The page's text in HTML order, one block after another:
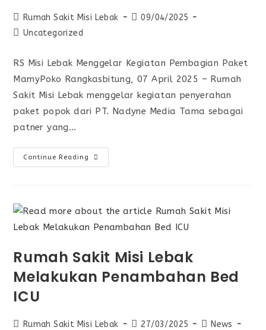
Rumah Sakit Misi Lebak
09/04/2025
Uncategorized
RS Misi Lebak Menggelar Kegiatan Pembagian Paket
MamyPoko Rangkasbitung, 07 April 2025 – Rumah
Sakit Misi Lebak menggelar kegiatan penyerahan
paket popok dari PT. Nadyne Media Tama sebagai
patner yang…
Continue Reading
Rumah Sakit Misi Lebak
Melakukan Penambahan Bed
ICU
Rumah Sakit Misi Lebak 27/03/2025
News